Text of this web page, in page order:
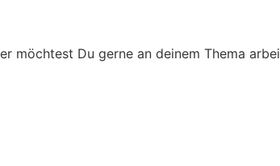
möchtest Du gerne an deinem Thema